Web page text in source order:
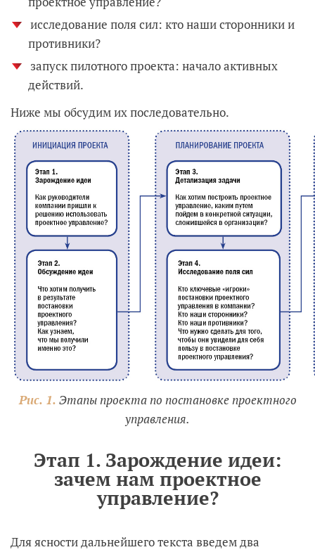
исследование поля сил: кто наши сторонники и
противники?
запуск пилотного проекта: начало активных
действий.
Ниже мы обсудим их последовательно.
Рис. 1. Этапы проекта по постановке проектного
управления.
Этап 1. Зарождение идеи:
зачем нам проектное
управление?
Для ясности дальнейшего текста введем два